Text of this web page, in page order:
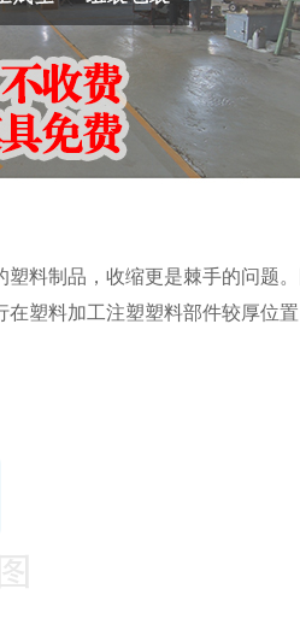
料制品，收缩更是棘手的问题
塑料加工注塑塑料部件较厚位